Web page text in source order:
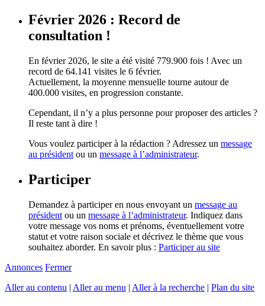
Février 2026 : Record de
consultation !
En février 2026, le site a été visité 779.900 fois ! Avec un
record de 64.141 visites le 6 février.
Actuellement, la moyenne mensuelle tourne autour de
400.000 visites, en progression constante.
Cependant, il n’y a plus personne pour proposer des articles ?
Il reste tant à dire !
Vous voulez participer à la rédaction ? Adressez un message
au président ou un message à l’administrateur.
Participer
Demandez à participer en nous envoyant un message au
président ou un message à l’administrateur. Indiquez dans
votre message vos noms et prénoms, éventuellement votre
statut et votre raison sociale et décrivez le thème que vous
souhaitez aborder. En savoir plus : Participer au site
Annonces Fermer
Aller au contenu | Aller au menu | Aller à la recherche | Plan du site